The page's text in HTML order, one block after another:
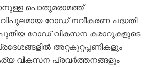
പൊതുമരാമത്ത്
വിപുലമായ റോഡ് നവീകരണ പദ്ധതി
റോഡ് വികസന കരാറുകളുടെ
അറ്റകുറ്റപ്പണികളും
വികസന പ്രവർത്തനങ്ങളും